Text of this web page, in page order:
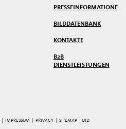
PRESSEINFORMATIONEN
BILDDATENBANK
KONTAKTE
B2B
DIENSTLEISTUNGEN
IMPRESSUM PRIVACY |SITEMAP
| UID